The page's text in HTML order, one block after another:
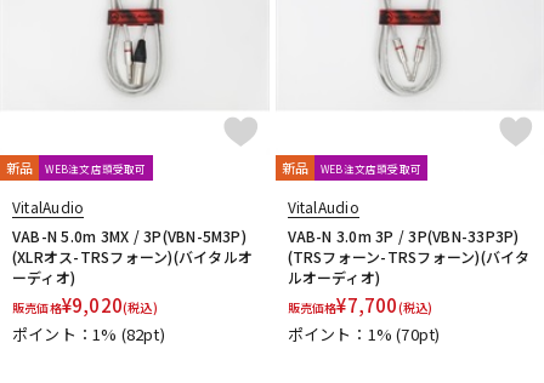
新品 WEB注文店頭受取可
VitalAudio
VAB-N 5.0m 3MX / 3P(VBN-5M3P)
(XLRオス-TRSフォーン)(バイタルオ
ーディオ)
販売価格¥9,020(税込)
ポイント：1% (82pt)
新品 WEB注文店頭受取可
VitalAudio
VAB-N 3.0m 3P / 3P(VBN-33P3P)
(TRSフォーン-TRSフォーン)(バイタ
ルオーディオ)
販売価格¥7,700(税込)
ポイント：1%(70pt)